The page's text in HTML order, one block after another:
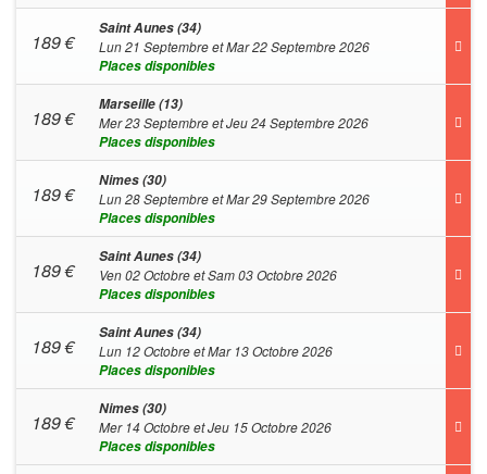
189€
Saint Aunes (34)
Lun 21 Septembre et Mar 22 Septembre 2026
Places disponibles
189€
Marseille (13)
Mer 23 Septembre et Jeu 24 Septembre 2026
Places disponibles
189€
Nimes (30)
Lun 28 Septembre et Mar 29 Septembre 2026
Places disponibles
189€
Saint Aunes (34)
Ven 02 Octobre et Sam 03 Octobre 2026
Places disponibles
189€
Saint Aunes (34)
Lun 12 Octobre et Mar 13 Octobre 2026
Places disponibles
189€
Nimes (30)
Mer 14 Octobre et Jeu 15 Octobre 2026
Places disponibles